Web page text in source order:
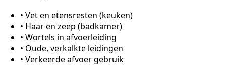
• Vet en etensresten (keuken)
• Haar en zeep (badkamer)
• Wortels in afvoerleiding
• Oude, verkalkte leidingen
• Verkeerde afvoer gebruik